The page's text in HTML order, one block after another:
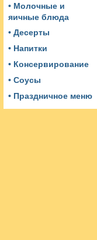
• Молочные и
яичные блюда
• Десерты
• Напитки
• Консервирование
• Соусы
• Праздничное меню